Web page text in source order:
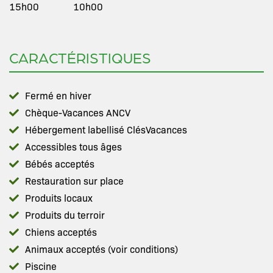
15h00 10h00
CARACTÉRISTIQUES
Fermé en hiver
Chèque-Vacances ANCV
Hébergement labellisé ClésVacances
Accessibles tous âges
Bébés acceptés
Restauration sur place
Produits locaux
Produits du terroir
Chiens acceptés
Animaux acceptés (voir conditions)
Piscine